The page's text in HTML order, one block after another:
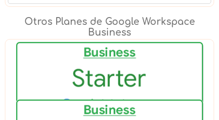
Otros Planes de Google Workspace
Business